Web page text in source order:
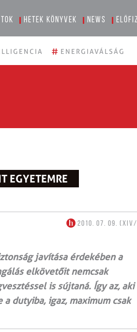
Hetek könyvek News
# ENERGIAVÁLSÁG
EGYETEMRE
2010. 07. 09.
javítása érdekében a
elkövetőit nemcsak
is sújtaná. Így az, aki
dutyiba, igaz, maximum csak